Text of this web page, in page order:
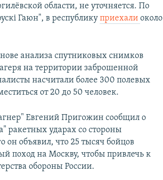
области, не уточняется. По
Гаюн", в республикуприехалиоколо
анализа спутниковых снимков
на территории заброшенной
насчитали более 300 полевых
от 20 до 50 человек.
Евгений Пригожин сообщил о
ракетных ударах со стороны
он объявил, что 25 тысяч бойцов
поход на Москву, чтобы привлечь к
обороны России.